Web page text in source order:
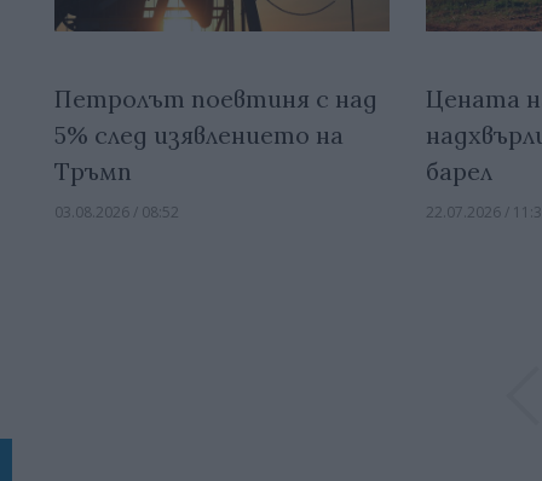
Петролът поевтиня с над
5% след изявлението на
Тръмп
03.08.2026 / 08:52
Цената
барел
22.07.2026 /